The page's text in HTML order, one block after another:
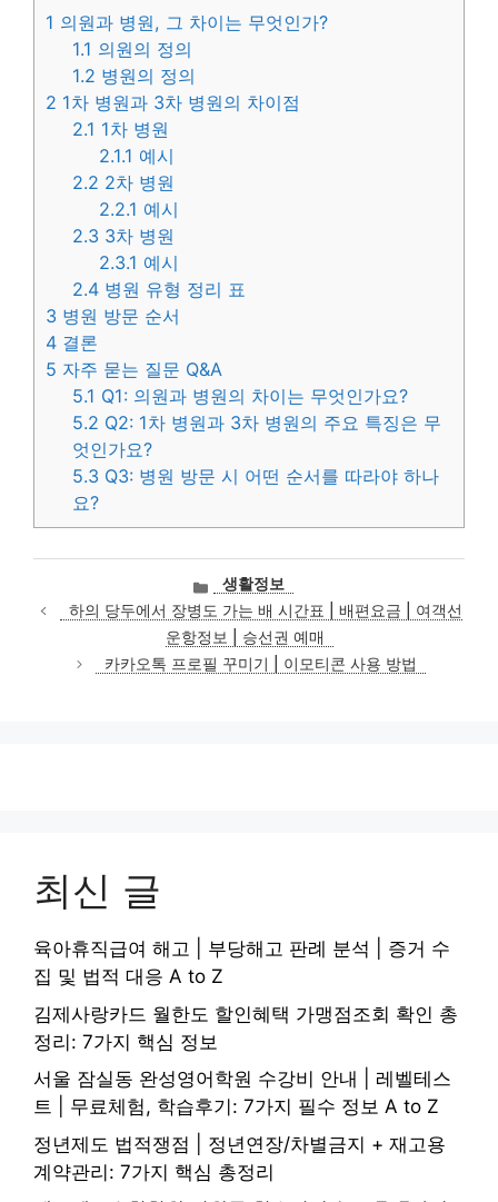
1 의원과 병원, 그 차이는 무엇인가?
1.1 의원의 정의
1.2 병원의 정의
2 1차 병원과 3차 병원의 차이점
2.1 1차 병원
2.1.1 예시
2.2 2차 병원
2.2.1 예시
2.3 3차 병원
2.3.1 예시
2.4 병원 유형 정리 표
3 병원 방문 순서
4 결론
5 자주 묻는 질문 Q&A
5.1 Q1: 의원과 병원의 차이는 무엇인가요?
5.2 Q2: 1차 병원과 3차 병원의 주요 특징은 무
엇인가요?
5.3 Q3: 병원 방문 시 어떤 순서를 따라야 하나
요?
카
테
고
리
생활정보
하의 당두에서 장병도 가는 배 시간표 | 배편요금 | 여객선
운항정보 | 승선권 예매
카카오톡 프로필 꾸미기 | 이모티콘 사용 방법
최신 글
육아휴직급여 해고 | 부당해고 판례 분석 | 증거 수
집 및 법적 대응 A to Z
김제사랑카드 월한도 할인혜택 가맹점조회 확인 총
정리: 7가지 핵심 정보
서울 잠실동 완성영어학원 수강비 안내 | 레벨테스
트 | 무료체험, 학습후기: 7가지 필수 정보 A to Z
정년제도 법적쟁점 | 정년연장/차별금지 + 재고용
계약관리: 7가지 핵심 총정리